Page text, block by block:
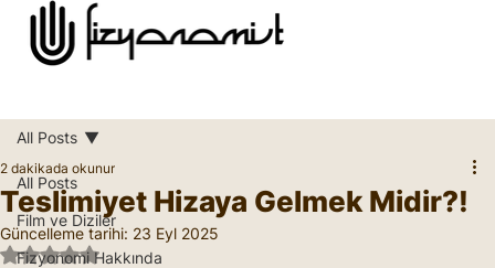
All Posts
Film ve Diziler
Fizyonomi Hakkında
All Posts
Teslimiyet Hizaya Gelmek Midir?!
2 dakikada okunur
Güncelleme tarihi: 23 Eyl 2025
5 üzerinden NaN yıldız